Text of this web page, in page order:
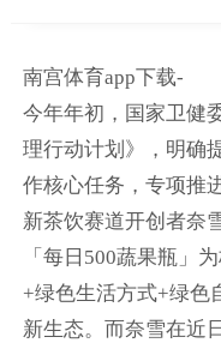
南宫体育app下载-
今年年初，国家卫健
理行动计划》，明确
作核心任务，专项推
新茶饮赛道开创者奈
「每日500蔬果瓶」
+绿色生活方式+绿色
新生态。而奈雪在近